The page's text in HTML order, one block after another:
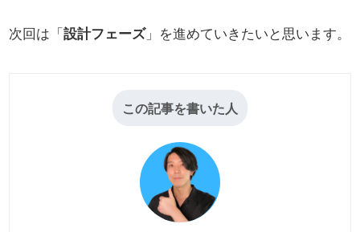
次回は「設計フェーズ」を進めていきたいと思います。
この記事を書いた人